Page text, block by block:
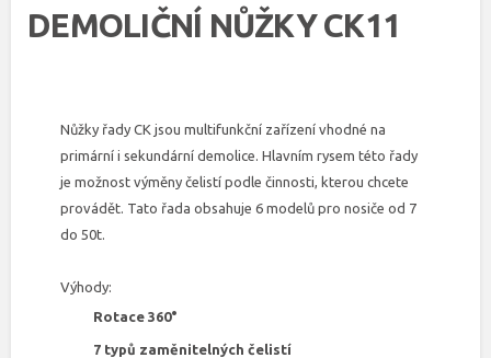
DEMOLIČNÍ NŮŽKY CK11
Nůžky řady CK jsou multifunkční zařízení vhodné na
primární i sekundární demolice. Hlavním rysem této řady
je možnost výměny čelistí podle činnosti, kterou chcete
provádět. Tato řada obsahuje 6 modelů pro nosiče od 7
do 50t.
Výhody:
Rotace 360°
7 typů zaměnitelných čelistí